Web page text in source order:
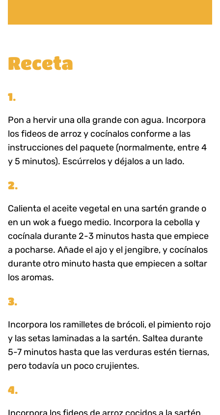
Receta
1.
Pon a hervir una olla grande con agua. Incorpora
los fideos de arroz y cocínalos conforme a las
instrucciones del paquete (normalmente, entre 4
y 5 minutos). Escúrrelos y déjalos a un lado.
2.
Calienta el aceite vegetal en una sartén grande o
en un wok a fuego medio. Incorpora la cebolla y
cocínala durante 2-3 minutos hasta que empiece
a pocharse. Añade el ajo y el jengibre, y cocínalos
durante otro minuto hasta que empiecen a soltar
los aromas.
3.
Incorpora los ramilletes de brócoli, el pimiento rojo
y las setas laminadas a la sartén. Saltea durante
5-7 minutos hasta que las verduras estén tiernas,
pero todavía un poco crujientes.
4.